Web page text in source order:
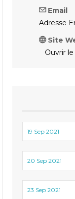
Email
Adresse
Site
Ouvrir le
19 Sep 2021
20 Sep 2021
23 Sep 2021